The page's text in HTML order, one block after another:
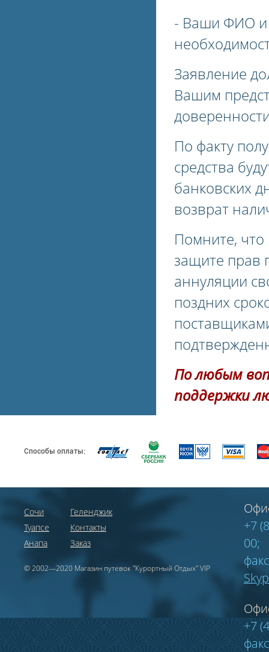
- Ваши ФИО и
Заявление
Вашим
По факту
средства
банковских
возврат
Помните, что
защите прав
аннуляции
поздних
По любым
поддержки
Способы оплаты:
Сочи
Туапсе
Анапа
Геленджик
Контакты
Заказ
© 2002—2020 Магазин путевок "Курортный Отдых" VIP
+7
00;
+7